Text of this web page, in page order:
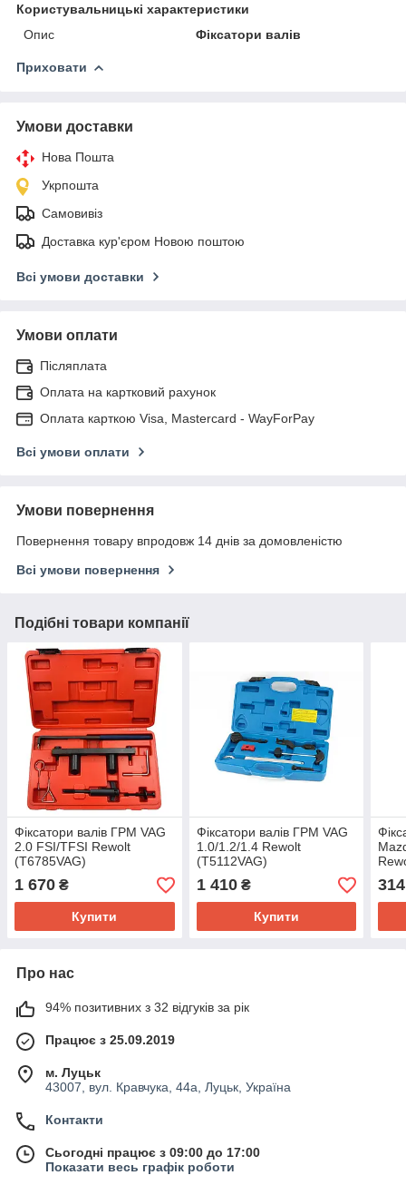
Користувальницькі характеристики
Опис
Фіксатори валів
Приховати
Умови доставки
Нова Пошта
Укрпошта
Самовивіз
Доставка кур'єром Новою поштою
Всі умови доставки
Умови оплати
Післяплата
Оплата на картковий рахунок
Оплата карткою Visa, Mastercard - WayForPay
Всі умови оплати
Умови повернення
Повернення товару впродовж 14 днів за домовленістю
Всі умови повернення
Подібні товари компанії
Фіксатори валів ГРМ VAG
2.0 FSI/TFSI Rewolt
(T6785VAG)
1 670 ₴
Купити
Фіксатори валів ГРМ VAG
1.0/1.2/1.4 Rewolt
(T5112VAG)
1 410₴
Купити
314
Про нас
94% позитивних з 32 відгуків за рік
Працює з 25.09.2019
м. Луцьк
43007, вул. Кравчука, 44а, Луцьк, Україна
Контакти
Сьогодні працює з 09:00 до 17:00
Показати весь графік роботи